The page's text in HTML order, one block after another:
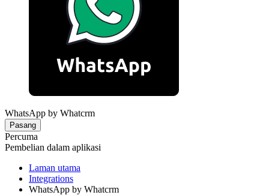
WhatsApp by Whatcrm
Pasang
Percuma
Pembelian dalam aplikasi
Laman utama
Integrations
WhatsApp by Whatcrm